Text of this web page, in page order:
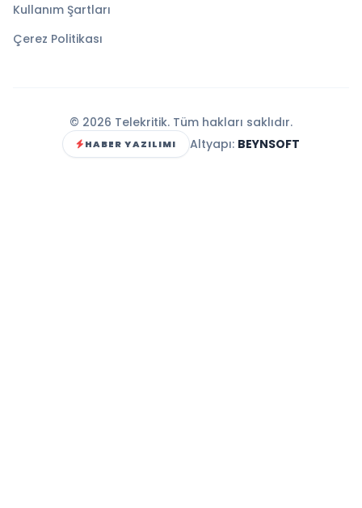
Kullanım Şartları
Çerez Politikası
© 2026 Telekritik. Tüm hakları saklıdır.
HABER YAZILIMI Altyapı: BEYNSOFT